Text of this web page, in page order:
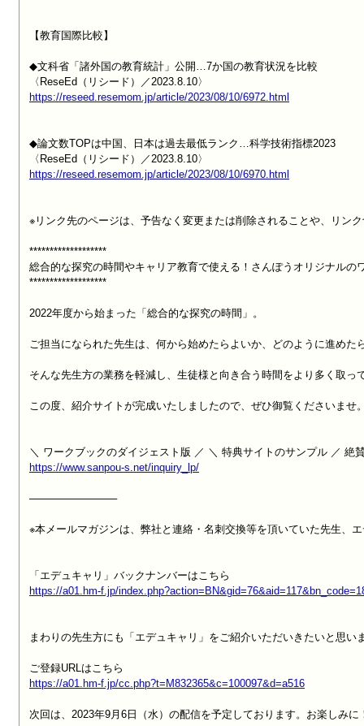
【教育国際比較】
◆文科省「諸外国の教育統計」公開…7か国の教育状況を比較
https://reseed.resemom.jp/article/2023/08/10/6972.html
◆論文数TOPは中国、日本は過去最低ランク…科学技術指標2023
https://reseed.resemom.jp/article/2023/08/10/6970.html
※リンク先のページは、予告なく変更または削除されることや、リン
*******************
総合的な探究の時間やキャリア教育で使える！さんぽうオリジナルの
*******************
2022年度から始まった「総合的な探究の時間」。
ご担当になられた先生は、何から始めたらよいか、どのように進め
そんな先生方の業務を軽減し、生徒様と向き合う時間をより多く取
この度、紹介サイトが完成いたしましたので、ぜひ御覧くださいませ
https://www.sanpou-s.net/inquiry_lp/
────────────
※本メールマガジンは、弊社と連絡・名刺交換等を頂いていた先生、
https://a01.hm-f.jp/
まわりの先生方にも「エデュキャリ」をご紹介いただいきたいと思
https://a01.hm-f.jp/cc.php?t=M832365&c=100097&d=a516
次回は、2023年9月6日（水）の配信を予定しております。お楽しみに